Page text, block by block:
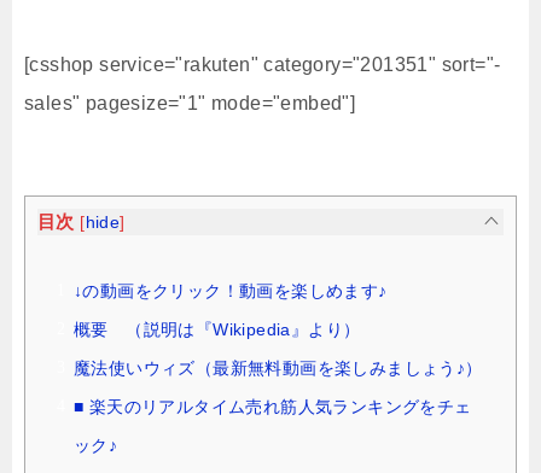
[csshop service="rakuten" category="201351" sort="-
sales" pagesize="1" mode="embed"]
目次 [ hide]
↓の動画をクリック！動画を楽しめます♪
概要 （説明は『Wikipedia』より）
魔法使いウィズ（最新無料動画を楽しみましょう♪）
■ 楽天のリアルタイム売れ筋人気ランキングをチェ
ック♪